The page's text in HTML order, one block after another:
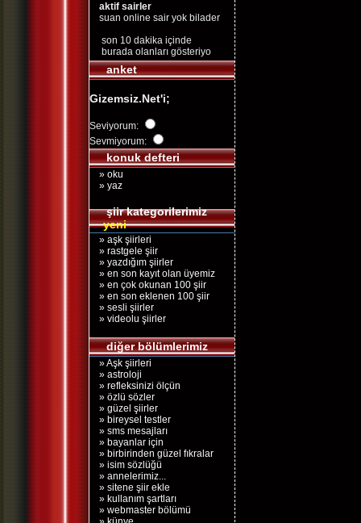
aktif sairler
suan online sair yok bilader
son 10 dakika içinde
burada olanları gösteriyo
anket
Gizemsiz.Net'i;
Seviyorum:
Sevmiyorum:
konuk defteri
» oku
» yaz
şiir kategorilerimiz
yeni
» aşk şiirleri
» rastgele şiir
» yazdığım şiirler
» en son kayıt olan üyemiz
» en çok okunan 100 şiir
» en son eklenen 100 şiir
» sesli şiirler
» videolu şiirler
diğer bölümlerimiz
» Aşk şiirleri
» astroloji
» refleksinizi ölçün
» özlü sözler
» güzel şiirler
» bireysel testler
» sms mesajları
» bayanlar için
» birbirinden güzel fıkralar
» isim sözlüğü
» annelerimiz...
» sitene şiir ekle
» kullanım şartları
» webmaster bölümü